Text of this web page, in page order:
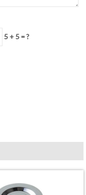
5 + 5 = ?